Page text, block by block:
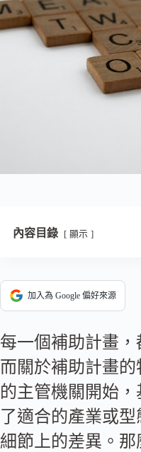
內容目錄 顯示
加入為 Google 偏好來源
每一個補助計畫，
而關於補助計畫
的主管機關開始
了適合的產業或
細節上的差異。